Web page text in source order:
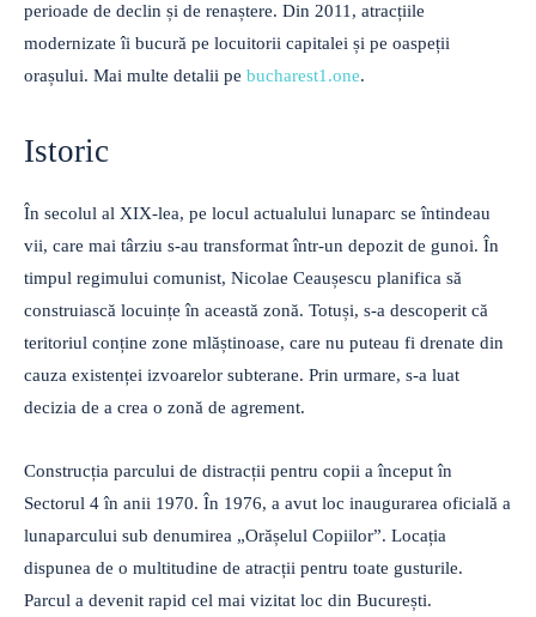
perioade de declin și de renaștere. Din 2011, atracțiile
modernizate îi bucură pe locuitorii capitalei și pe oaspeții
orașului. Mai multe detalii pe bucharest1.one.
Istoric
În secolul al XIX-lea, pe locul actualului lunaparc se întindeau
vii, care mai târziu s-au transformat într-un depozit de gunoi. În
timpul regimului comunist, Nicolae Ceaușescu planifica să
construiască locuințe în această zonă. Totuși, s-a descoperit că
teritoriul conține zone mlăștinoase, care nu puteau fi drenate din
cauza existenței izvoarelor subterane. Prin urmare, s-a luat
decizia de a crea o zonă de agrement.
Construcția parcului de distracții pentru copii a început în
Sectorul 4 în anii 1970. În 1976, a avut loc inaugurarea oficială a
lunaparcului sub denumirea „Orășelul Copiilor”. Locația
dispunea de o multitudine de atracții pentru toate gusturile.
Parcul a devenit rapid cel mai vizitat loc din București.